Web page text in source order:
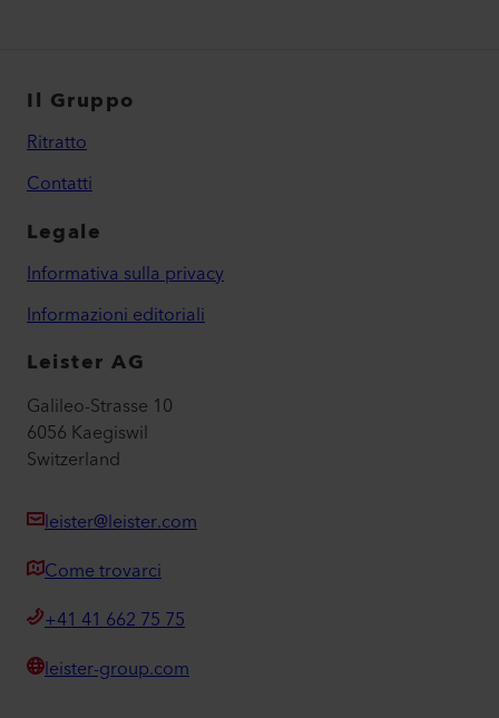
Il Gruppo
Ritratto
Contatti
Legale
Informativa sulla privacy
Informazioni editoriali
Leister AG
Galileo-Strasse 10
6056 Kaegiswil
Switzerland
leister@leister.com
Come trovarci
+41 41 662 75 75
leister-group.com